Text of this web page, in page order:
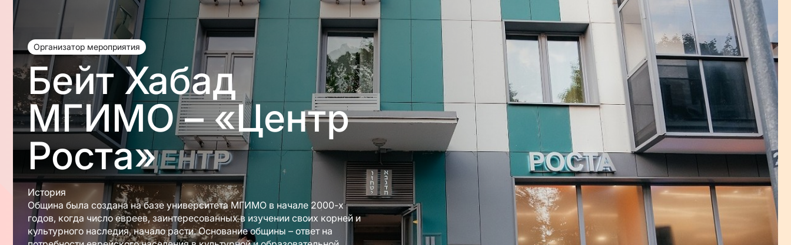
Организатор мероприятия
Бейт Хабад
МГИМО – «Центр
Роста»
История
Община была создана на базе университета МГИМО в начале 2000-х
годов, когда число евреев, заинтересованных в изучении своих корней и
культурного наследия, начало расти. Основание общины – ответ на